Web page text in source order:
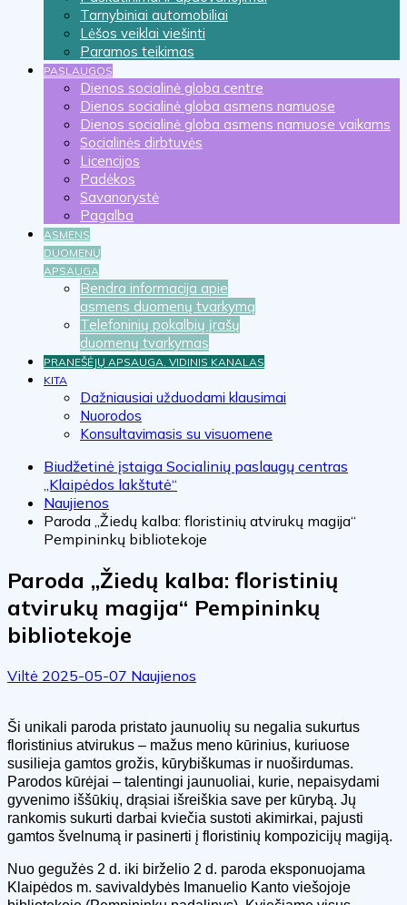
Tarnybiniai automobiliai
Lėšos veiklai viešinti
Paramos teikimas
PASLAUGOS
Dienos socialinė globa centre
Dienos socialinė globa asmens namuose
Dienos socialinė globa asmens namuose vaikams
Socialinės dirbtuvės
Licencijos
Padėkos
Savanorystė
Pagalba
ASMENS
DUOMENŲ
APSAUGA
Bendra informacija apie
asmens duomenų tvarkymą
Telefoninių pokalbių įrašų
duomenų tvarkymas
PRANEŠĖJŲ APSAUGA. VIDINIS KANALAS
KITA
Dažniausiai užduodami klausimai
Nuorodos
Konsultavimasis su visuomene
Biudžetinė įstaiga Socialinių paslaugų centras
„Klaipėdos lakštutė“
Naujienos
Paroda „Žiedų kalba: floristinių atvirukų magija“
Pempininkų bibliotekoje
Paroda „Žiedų kalba: floristinių
atvirukų magija“ Pempininkų
bibliotekoje
Viltė 2025-05-07 Naujienos
Ši unikali paroda pristato jaunuolių su negalia sukurtus
floristinius atvirukus – mažus meno kūrinius, kuriuose
susilieja gamtos grožis, kūrybiškumas ir nuoširdumas.
Parodos kūrėjai – talentingi jaunuoliai, kurie, nepaisydami
gyvenimo iššūkių, drąsiai išreiškia save per kūrybą. Jų
rankomis sukurti darbai kviečia sustoti akimirkai, pajusti
gamtos švelnumą ir pasinerti į floristinių kompozicijų magiją.
Nuo gegužės 2 d. iki birželio 2 d. paroda eksponuojama
Klaipėdos m. savivaldybės Imanuelio Kanto viešojoje